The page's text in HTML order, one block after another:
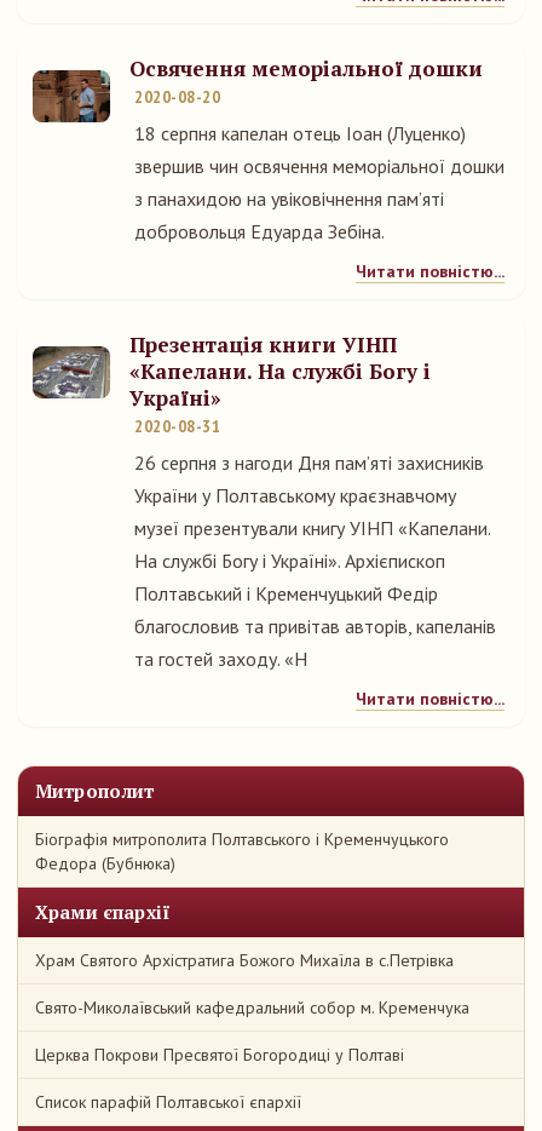
Митрополит
Біографія митрополита Полтавського і Кременчуцького
Федора (Бубнюка)
Храми єпархії
Храм Святого Архістратига Божого Михаїла в с.Петрівка
Свято-Миколаївський кафедральний собор м. Кременчука
Церква Покрови Пресвятої Богородиці у Полтаві
Список парафій Полтавської єпархії
Освячення меморіальної дошки
2020-08-20
18 серпня капелан отець Іоан (Луценко)
звершив чин освячення меморіальної дошки
з панахидою на увіковічнення пам’яті
добровольця Едуарда Зебіна.
Читати повністю...
Презентація книги УІНП
«Капелани. На службі Богу і
Україні»
2020-08-31
26 серпня з нагоди Дня пам’яті захисників
України у Полтавському краєзнавчому
музеї презентували книгу УІНП «Капелани.
На службі Богу і Україні». Архієпископ
Полтавський і Кременчуцький Федір
благословив та привітав авторів, капеланів
та гостей заходу. «Н
Читати повністю...